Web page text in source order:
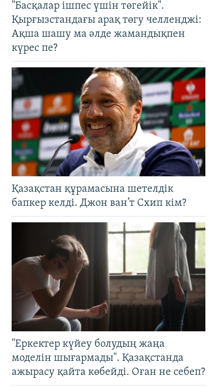
"Басқалар ішпес үшін төгейік".
Қырғызстандағы арақ төгу челленджі:
Ақша шашу ма әлде жамандықпен
күрес пе?
Қазақстан құрамасына шетелдік
бапкер келді. Джон ван’т Схип кім?
"Еркектер күйеу болудың жаңа
моделін шығармады". Қазақстанда
ажырасу қайта көбейді. Оған не себеп?